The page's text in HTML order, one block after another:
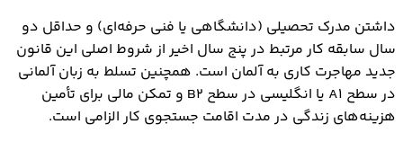
داشتن مدرک تحصیلی (دانشگاهی یا فنی حرفه‌ای) و حداقل دو
سال سابقه کار مرتبط در پنج سال اخیر از شروط اصلی این قانون
جدید مهاجرت کاری به آلمان است. همچنین تسلط به زبان آلمانی
در سطح A1 یا انگلیسی در سطح B2 و تمکن مالی برای تأمین
هزینه‌های زندگی در مدت اقامت جستجوی کار الزامی است.